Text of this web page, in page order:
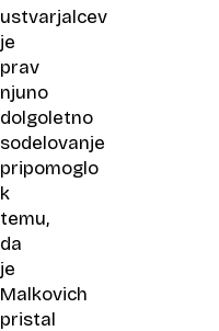
ustvarjalcev
je
prav
njuno
dolgoletno
sodelovanje
pripomoglo
k
temu,
da
je
Malkovich
pristal